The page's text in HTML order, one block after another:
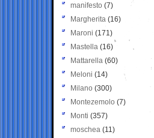
manifesto (7)
Margherita (16)
Maroni (171)
Mastella (16)
Mattarella (60)
Meloni (14)
Milano (300)
Montezemolo (7)
Monti (357)
moschea (11)